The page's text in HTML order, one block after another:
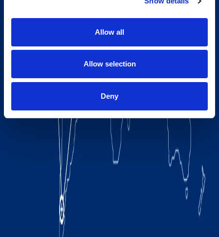
Allow all
Allow selection
Deny